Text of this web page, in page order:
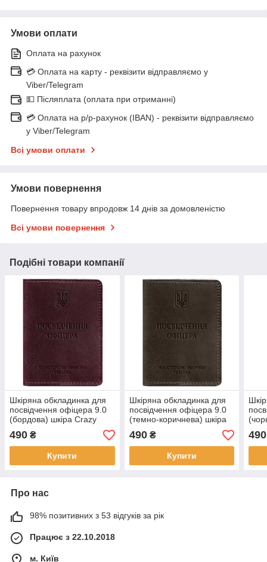
Умови оплати
Оплата на рахунок
💳 Оплата на карту - реквізити відправляємо у
Viber/Telegram
💵 Післяплата (оплата при отриманні)
💳 Оплата на р/р-рахунок (IBAN) - реквізити відправляємо
у Viber/Telegram
Всі умови оплати
Умови повернення
Повернення товару впродовж 14 днів за домовленістю
Всі умови повернення
Подібні товари компанії
Шкіряна обкладинка для
посвідчення офіцера 9.0
(бордова) шкіра Crazy
Horse
490 ₴
Купити
Шкіряна обкладинка для
посвідчення офіцера 9.0
(темно-коричнева) шкіра
Crazy Horse
490₴
Купити
490
Про нас
98% позитивних з 53 відгуків за рік
Працює з 22.10.2018
м. Київ